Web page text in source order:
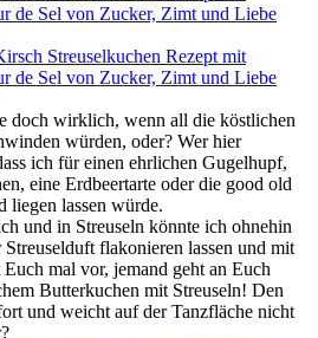
doch wirklich, wenn all die köstlichen
würden, oder? Wer hier
ich für einen ehrlichen Gugelhupf,
eine Erdbeertarte oder die good old
liegen lassen würde.
und in Streuseln könnte ich ohnehin
flakonieren lassen und mit
mal vor, jemand geht an Euch
Butterkuchen mit Streuseln! Den
und weicht auf der Tanzfläche nicht